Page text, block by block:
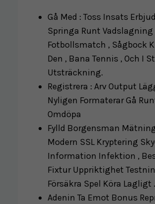
Gå Med : Toss Insats
Springa Runt Vadslagning
Fotbollsmatch , Sågbock
Den , Bana Tennis , Och I
Utsträckning.
Registrera : Arv Output
Nyligen Formaterar Gå
Omdöpa
Fylld Borgensman
Modern SSL Kryptering
Information Infektion ,
Fixtur Uppriktighet
Försäkra Spel Köra Lagligt .
Adenin Ta Emot Bonus